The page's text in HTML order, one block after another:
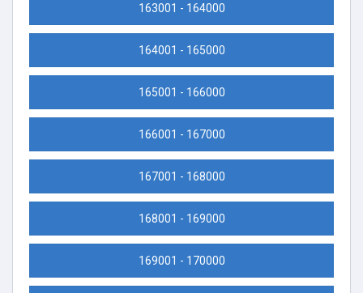
163001 - 164000
164001 - 165000
165001 - 166000
166001 - 167000
167001 - 168000
168001 - 169000
169001 - 170000